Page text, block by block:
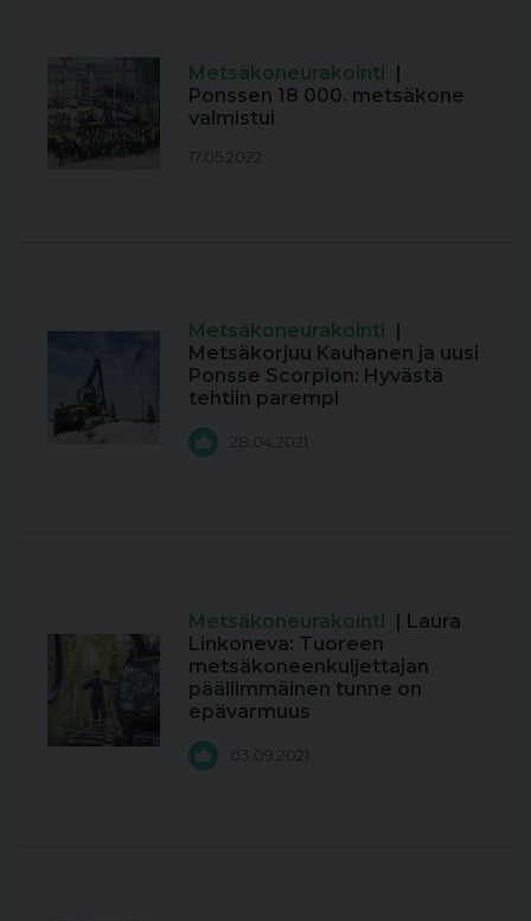
Metsäkoneurakointi |
Ponssen 18 000. metsäkone
valmistui
17.05.2022
Metsäkoneurakointi |
Metsäkorjuu Kauhanen ja uusi
Ponsse Scorpion: Hyvästä
tehtiin parempi
28.04.2021
Metsäkoneurakointi | Laura
Linkoneva: Tuoreen
metsäkoneenkuljettajan
päällimmäinen tunne on
epävarmuus
03.09.2021